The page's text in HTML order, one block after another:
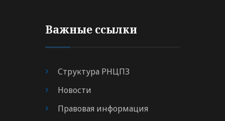
Важные ссылки
Структура РНЦПЗ
Новости
Правовая информация